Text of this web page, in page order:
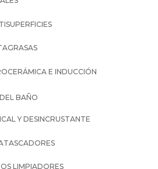
E INDUCCIÓN
BAÑO
Y DESINCRUSTANTE
LIMPIADORES